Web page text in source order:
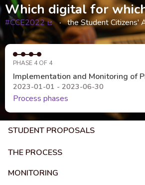
Which digital for
#CCE2022
(External link)
the Student Citizens'
PHASE 4 OF 4
Implementation and Monitoring of
2023-01-01 - 2023-06-30
Process phases
STUDENT PROPOSALS
THE PROCESS
MONITORING